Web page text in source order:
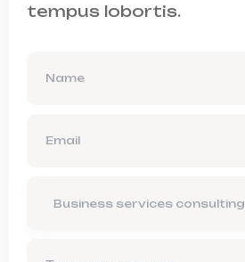
tempus lobortis.
Business services consulting